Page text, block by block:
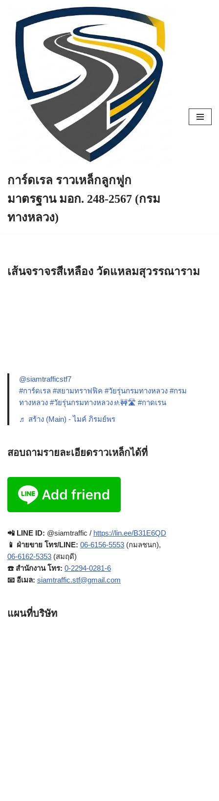
Skip
content
การ์ดเรล ราวเหล็กลูกฟูก
มาตรฐาน มอก. 248-2567 (กรม
ทางหลวง)
เส้นจราจรสีเหลือง วัดแหลมสุวรรณาราม
@siamtrafficstf7
#การ์ดเรล #สยามทราฟฟิค #วัยรุ่นกรมทางหลวง #กรม
ทางหลวง #วัยรุ่นกรมทางหลวง🚸🚧🛣️ #กาดเรน
♬ สร้าง (Main) - ไมค์ ภิรมย์พร
สอบถามรายละเอียดราวเหล็กได้ที่
📲 LINE ID: @siamtraffic / https://lin.ee/B31E6QD
📱 ฝ่ายขาย โทร/LINE: 06-6156-5553 (กมลชนก),
06-6162-5353 (สมฤดี)
☎️ สำนักงาน โทร: 0-2294-0281-6
📧 อีเมล: siamtraffic.stf@gmail.com
แผนที่บริษัท